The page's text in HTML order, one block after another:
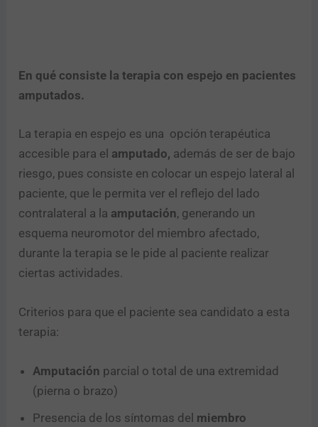
En qué consiste la terapia con espejo en pacientes
amputados.
La terapia en espejo es una opción terapéutica
accesible para el amputado, además de ser de bajo
riesgo, pues consiste en colocar un espejo lateral al
paciente, que le permita ver el reflejo del lado
contralateral a la amputación, generando un
esquema neuromotor del miembro afectado,
durante la terapia se le pide al paciente realizar
ciertas actividades.
Criterios para que el paciente sea candidato a esta
terapia:
Amputación parcial o total de una extremidad
(pierna o brazo)
Presencia de los síntomas del miembro